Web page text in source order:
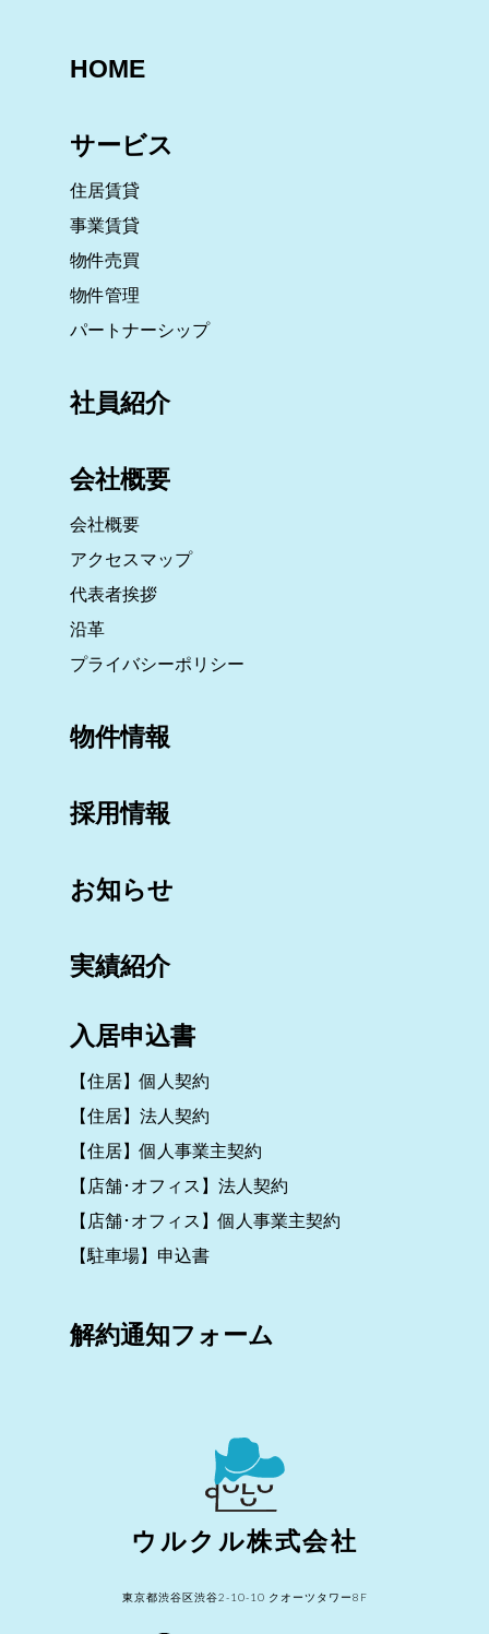
ウルクル株式会社
東京都渋谷区渋谷2-10-10 クオーツタワー8F
HOME
サービス
住居賃貸
事業賃貸
物件売買
物件管理
パートナーシップ
社員紹介
会社概要
会社概要
アクセスマップ
代表者挨拶
沿革
プライバシーポリシー
物件情報
採用情報
お知らせ
実績紹介
入居申込書
【住居】個人契約
【住居】法人契約
【住居】個人事業主契約
【店舗･オフィス】法人契約
【店舗･オフィス】個人事業主契約
【駐車場】申込書
解約通知フォーム